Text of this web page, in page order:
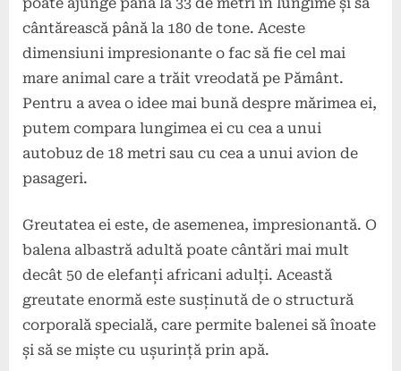
cântărească până la 180 de tone. Aceste
dimensiuni impresionante o fac să fie cel mai
mare animal care a trăit vreodată pe Pământ.
Pentru a avea o idee mai bună despre mărimea ei,
putem compara lungimea ei cu cea a unui
autobuz de 18 metri sau cu cea a unui avion de
pasageri.
Greutatea ei este, de asemenea, impresionantă. O
balena albastră adultă poate cântări mai mult
decât 50 de elefanți africani adulți. Această
greutate enormă este susținută de o structură
corporală specială, care permite balenei să înoate
și să se miște cu ușurință prin apă.